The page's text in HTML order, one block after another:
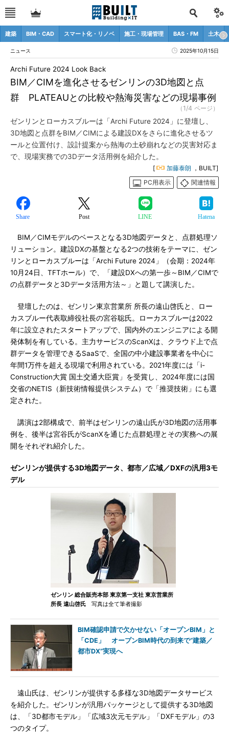
建築 BIM・CAD スマート化・リノベ 施工・現場管理 BAS・FM 土木
ニュース 2025年10月15日
BIM／CIMを進化させるゼンリンの3D地図と点
群 PLATEAUとの比較や熱海災害などの現場事例
Archi Future 2024 Look Back
（1/4 ページ）
ゼンリンとローカスブルーは「Archi Future 2024」に登壇し、
3D地図と点群をBIM／CIMによる建設DXをさらに進化させるツ
ールと位置付け、設計提案から熱海の土砂崩れなどの災害対応ま
で、現場実務での3Dデータ活用例を紹介した。
[ 加藤泰朗 ，BUILT]
PC用表示
関連情報
Share Post LINE Hatena
BIM／CIMモデルのベースとなる3D地図データと、点群処理ソ
リューション。建設DXの基盤となる2つの技術をテーマに、ゼン
リンとローカスブルーは「Archi Future 2024」（会期：2024年
10月24日、TFTホール）で、「建設DXへの第一歩～BIM／CIMで
の点群データと3Dデータ活用方法～」と題して講演した。
登壇したのは、ゼンリン東京営業所 所長の遠山啓氏と、ロー
カスブルー代表取締役社長の宮谷聡氏。ローカスブルーは2022
年に設立されたスタートアップで、国内外のエンジニアによる開
発体制を有している。主力サービスのScanXは、クラウド上で点
群データを管理できるSaaSで、全国の中小建設事業者を中心に
年間1万件を超える現場で利用されている。2021年度には「i-
Construction大賞 国土交通大臣賞」を受賞し、2024年度には国
交省のNETIS（新技術情報提供システム）で「推奨技術」にも選
定された。
講演は2部構成で、前半はゼンリンの遠山氏が3D地図の活用事
例を、後半は宮谷氏がScanXを通じた点群処理とその実務への展
開をそれぞれ紹介した。
ゼンリンが提供する3D地図データ、都市／広域／DXFの汎用3モ
デル
ゼンリン 総合販売本部 東京第一支社 東京営業所
所長 遠山啓氏 写真は全て筆者撮影
BIM確認申請で欠かせない「オープンBIM」と
「CDE」 オープンBIM時代の到来で“建築／
都市DX”実現へ
遠山氏は、ゼンリンが提供する多様な3D地図データサービス
を紹介した。ゼンリンが汎用パッケージとして提供する3D地図
は、「3D都市モデル」「広域3次元モデル」「DXFモデル」の3
つのタイプ。